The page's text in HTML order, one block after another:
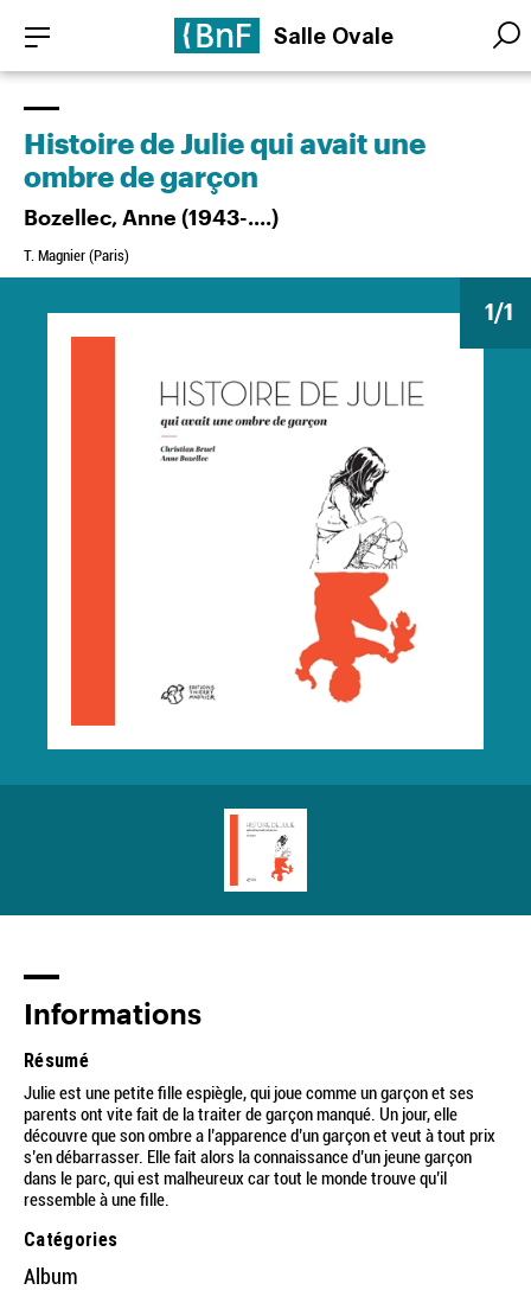
contenu
principal
Salle Ovale
1/1
Histoire de Julie qui avait une
ombre de garçon
Bozellec, Anne (1943-....)
T. Magnier (Paris)
Informations
Résumé
Julie est une petite fille espiègle, qui joue comme un garçon et ses
parents ont vite fait de la traiter de garçon manqué. Un jour, elle
découvre que son ombre a l’apparence d’un garçon et veut à tout prix
s’en débarrasser. Elle fait alors la connaissance d’un jeune garçon
dans le parc, qui est malheureux car tout le monde trouve qu’il
ressemble à une fille.
Catégories
Album
Panneau de gestion des cookies